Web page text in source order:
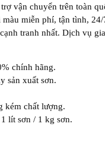
vận chuyển trên toàn
miễn phí, tận tình,
tranh nhất. Dịch vụ
chính hãng.
sản xuất sơn.
kém chất lượng.
lít sơn / 1 kg sơn.